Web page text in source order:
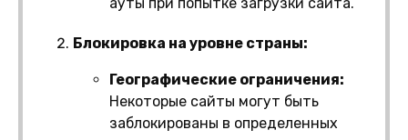
Блокировка на уровне страны:
Географические ограничения:
Некоторые сайты могут быть
заблокированы в определенных